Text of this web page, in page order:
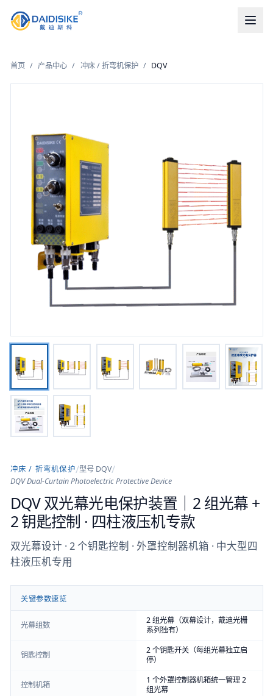
首页 / 产品中心 / 冲床 / 折弯机保护 / DQV
冲床 / 折弯机保护/型号 DQV/
DQV Dual-Curtain Photoelectric Protective Device
DQV 双光幕光电保护装置｜2 组光幕 +
2 钥匙控制 · 四柱液压机专款
双光幕设计 · 2 个钥匙控制 · 外罩控制器机箱 · 中大型四
柱液压机专用
关键参数速览
光幕组数
2 组光幕（双幕设计，戴迪光栅
系列独有）
钥匙控制
2 个钥匙开关（每组光幕独立启
停）
控制机箱
1 个外罩控制器机箱统一管理 2
组光幕